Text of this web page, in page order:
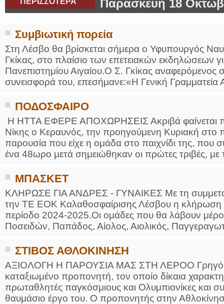
Παρασκευή 18
Συμβιωτική πορεία
Στη Λέσβο θα βρίσκεται σήμερα ο Υφυπουργός
Γκίκας, στο πλαίσιο των επετειακών εκδηλώσεων
Πανεπιστημίου Αιγαίου.Ο Σ. Γκίκας αναφερόμενος
συνεισφορά του, επεσήμανε:«Η Γενική Γραμματεία
ΠΟΔΟΣΦΑΙΡΟ
Η ΗΤΤΑ ΕΦΕΡΕ ΑΠΟΧΩΡΗΣΕΙΣ Ακριβά φαίνεται
Νίκης ο Κεραυνός, την προηγούμενη Κυριακή στο
παρουσία που είχε η ομάδα στο παιχνίδι της, που
ένα 48ωρο μετά σημειώθηκαν οι πρώτες τριβές,
ΜΠΑΣΚΕΤ
ΚΛΗΡΩΣΕ ΓΙΑ ΑΝΔΡΕΣ - ΓΥΝΑΙΚΕΣ Με τη
την ΤΕ ΕΟΚ Καλαθοσφαίρισης Λέσβου η
περίοδο 2024-2025.Οι ομάδες που θα λάβουν
Ποσειδών, Παπάδος, Αίολος, Αιολικός,
ΣΤΙΒΟΣ ΑΘΛΟΚΙΝΗΣΗ
ΑΞΙΟΛΟΓΗ Η ΠΑΡΟΥΣΙΑ ΜΑΣ ΣΤΗ ΛΕΡΟΟ Γρηγόρης
καταξιωμένο προπονητή, τον οποίο δίκαια
πρωταθλητές παγκόσμιους και Ολυμπιονίκες και
θαυμάσιο έργο του. Ο προπονητής στην